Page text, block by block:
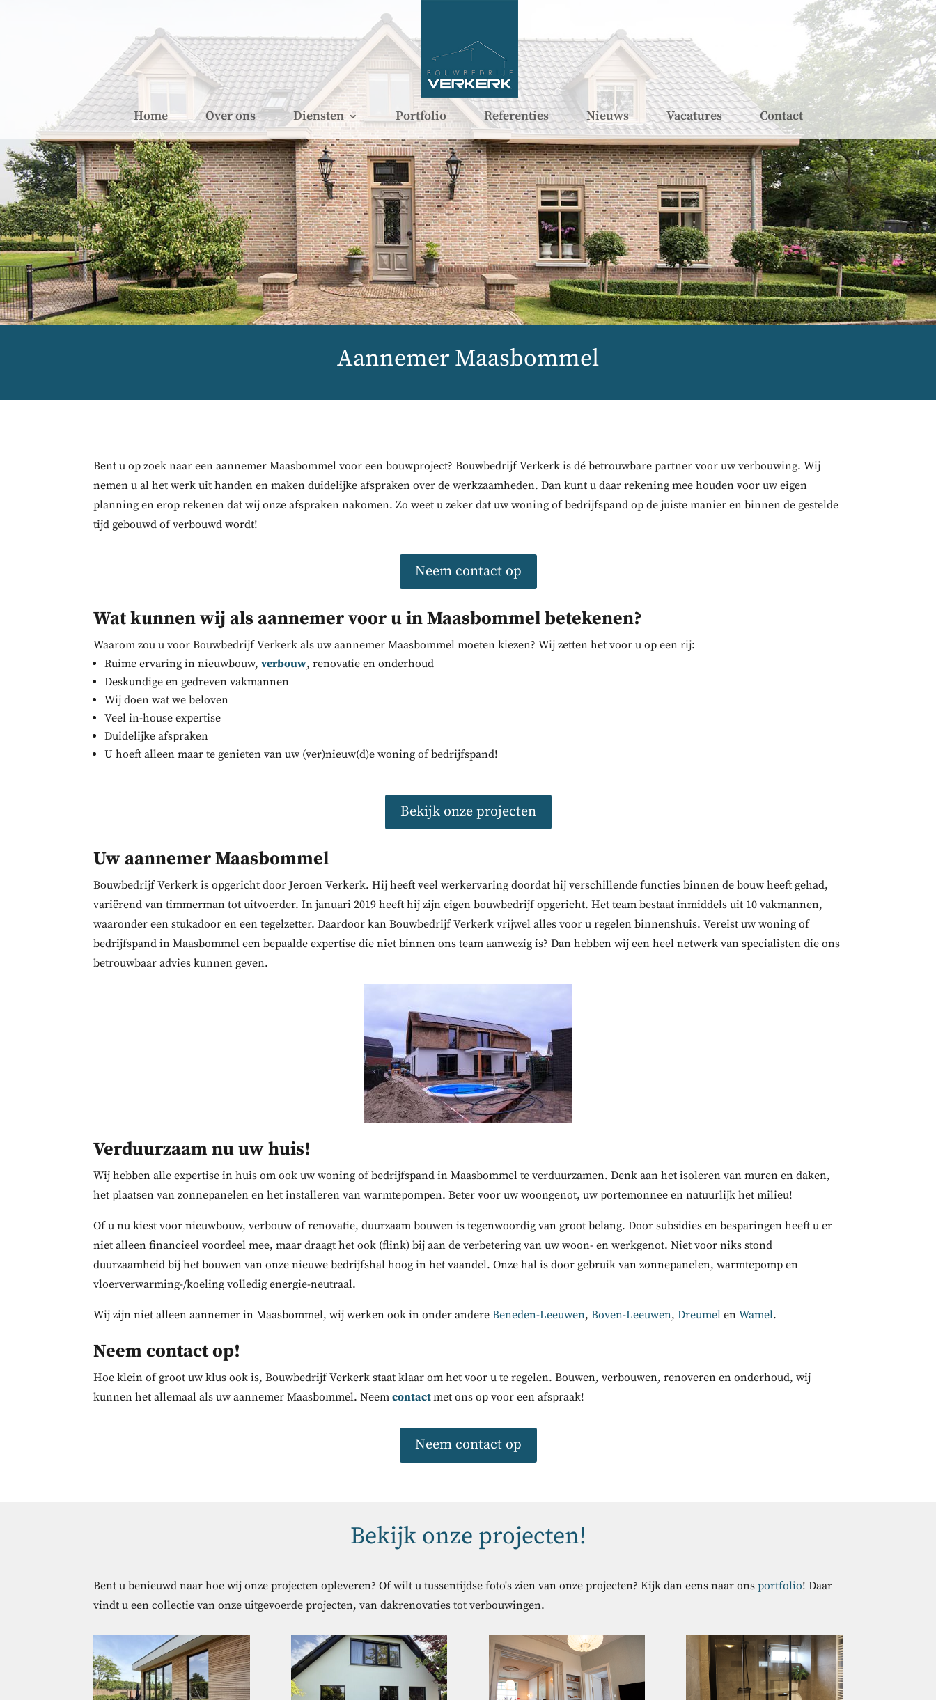
Home Over ons Diensten Portfolio Referenties Nieuws Vacatures Contact
Aannemer Maasbommel
Bent u op zoek naar een aannemer Maasbommel voor een bouwproject? Bouwbedrijf Verkerk is dé betrouwbare partner voor uw verbouwing. Wij
nemen u al het werk uit handen en maken duidelijke afspraken over de werkzaamheden. Dan kunt u daar rekening mee houden voor uw eigen
planning en erop rekenen dat wij onze afspraken nakomen. Zo weet u zeker dat uw woning of bedrijfspand op de juiste manier en binnen de gestelde
tijd gebouwd of verbouwd wordt!
Neem contact op
Wat kunnen wij als aannemer voor u in Maasbommel betekenen?
Waarom zou u voor Bouwbedrijf Verkerk als uw aannemer Maasbommel moeten kiezen? Wij zetten het voor u op een rij:
Ruime ervaring in nieuwbouw,verbouw, renovatie en onderhoud
Deskundige en gedreven vakmannen
Wij doen wat we beloven
Veel in-house expertise
Duidelijke afspraken
U hoeft alleen maar te genieten van uw (ver)nieuw(d)e woning of bedrijfspand!
Bekijk onze projecten
Uw aannemer Maasbommel
Bouwbedrijf Verkerk is opgericht door Jeroen Verkerk. Hij heeft veel werkervaring doordat hij verschillende functies binnen de bouw heeft gehad,
variërend van timmerman tot uitvoerder. In januari 2019 heeft hij zijn eigen bouwbedrijf opgericht. Het team bestaat inmiddels uit 10 vakmannen,
waaronder een stukadoor en een tegelzetter. Daardoor kan Bouwbedrijf Verkerk vrijwel alles voor u regelen binnenshuis. Vereist uw woning of
bedrijfspand in Maasbommel een bepaalde expertise die niet binnen ons team aanwezig is? Dan hebben wij een heel netwerk van specialisten die ons
betrouwbaar advies kunnen geven.
Verduurzaam nu uw huis!
Wij hebben alle expertise in huis om ook uw woning of bedrijfspand in Maasbommel te verduurzamen. Denk aan het isoleren van muren en daken,
het plaatsen van zonnepanelen en het installeren van warmtepompen. Beter voor uw woongenot, uw portemonnee en natuurlijk het milieu!
Of u nu kiest voor nieuwbouw, verbouw of renovatie, duurzaam bouwen is tegenwoordig van groot belang. Door subsidies en besparingen heeft u er
niet alleen financieel voordeel mee, maar draagt het ook (flink) bij aan de verbetering van uw woon- en werkgenot. Niet voor niks stond
duurzaamheid bij het bouwen van onze nieuwe bedrijfshal hoog in het vaandel. Onze hal is door gebruik van zonnepanelen, warmtepomp en
vloerverwarming-/koeling volledig energie-neutraal.
Wij zijn niet alleen aannemer in Maasbommel, wij werken ook in onder andereBeneden-Leeuwen,Boven-Leeuwen,Dreumel enWamel.
Neem contact op!
Hoe klein of groot uw klus ook is, Bouwbedrijf Verkerk staat klaar om het voor u te regelen. Bouwen, verbouwen, renoveren en onderhoud, wij
kunnen het allemaal als uw aannemer Maasbommel. Neemcontactmet ons op voor een afspraak!
Neem contact op
Bekijk onze projecten!
Bent u benieuwd naar hoe wij onze projecten opleveren? Of wilt u tussentijdse foto's zien van onze projecten? Kijk dan eens naar onsportfolio! Daar
vindt u een collectie van onze uitgevoerde projecten, van dakrenovaties tot verbouwingen.